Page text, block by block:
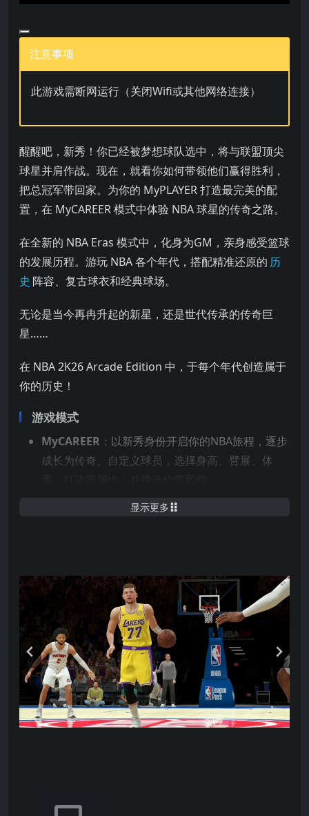
注意事项
此游戏需断网运行（关闭Wifi或其他网络连接）
醒醒吧，新秀！你已经被梦想球队选中，将与联盟顶尖球
醒醒吧，新秀！你已经被梦想球队选中，将与联盟顶尖
球星并肩作战。现在，就看你如何带领他们赢得胜利，
把总冠军带回家。为你的 MyPLAYER 打造最完美的配
置，在 MyCAREER 模式中体验 NBA 球星的传奇之路。
在全新的 NBA Eras 模式中，化身为GM，亲身感受篮球
的发展历程。游玩 NBA 各个年代，搭配精准还原的 历
史 阵容、复古球衣和经典球场。
无论是当今再冉升起的新星，还是世代传承的传奇巨
星……
在 NBA 2K26 Arcade Edition 中，于每个年代创造属于
你的历史！
游戏模式
MyCAREER ：以新秀身份开启你的NBA旅程，逐步
成长为传奇。自定义球员，选择身高、臂展、体
最喜欢的 NBA 球队。
Paragon 模式：体验 NBA 超级巨星与退役传奇的
经典比赛。每次更新都会新增全新的 Paragon！
：操控你的 MyPLAYER，挑战Apple
Arcade
上的其他 2K26 玩家。
Blacktop 模式：从30支 NBA 球队中选择一支，与
好友进行实时3对 3街头篮球对决。
Quick Match：在正统篮球玩法中展现技巧。选择
你最爱的NBA 球队，进行5对5比赛，或在街头赛中
挑战1对1、3对3、5对5。
显示更多